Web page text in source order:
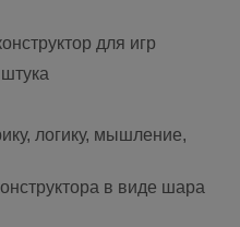
для игр
логику, мышление,
в виде шара